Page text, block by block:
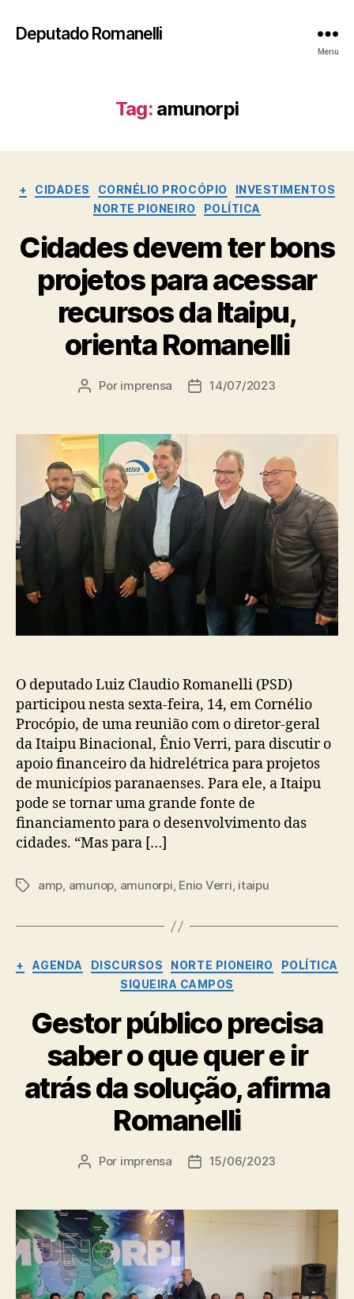
Deputado Romanelli
Menu
Tag: amunorpi
Categorias
+ CIDADES CORNÉLIO PROCÓPIO
INVESTIMENTOS
NORTE PIONEIRO
POLÍTICA
Cidades devem ter bons
projetos para acessar
recursos da Itaipu,
orienta Romanelli
Autor
Por imprensa
Data14/07/2023
O deputado Luiz Claudio Romanelli (PSD)
participou nesta sexta-feira, 14, em Cornélio
Procópio, de uma reunião com o diretor-geral
da Itaipu Binacional, Ênio Verri, para discutir o
apoio financeiro da hidrelétrica para projetos
de municípios paranaenses. Para ele, a Itaipu
pode se tornar uma grande fonte de
financiamento para o desenvolvimento das
cidades. “Mas para […]
Tagsamp, amunop, amunorpi, Enio Verri, itaipu
Categorias
+ AGENDA DISCURSOS NORTE PIONEIRO
POLÍTICA
SIQUEIRA CAMPOS
Gestor público precisa
saber o que quer e ir
atrás da solução, afirma
Romanelli
Autor
Por imprensa
Data15/06/2023